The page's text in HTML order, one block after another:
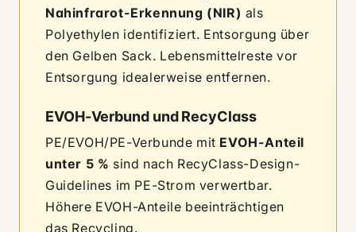
Nahinfrarot-Erkennung (NIR) als
Polyethylen identifiziert. Entsorgung über
den Gelben Sack. Lebensmittelreste vor
Entsorgung idealerweise entfernen.
EVOH-Verbund und RecyClass
PE/EVOH/PE-Verbunde mit EVOH-Anteil
unter 5 % sind nach RecyClass-Design-
Guidelines im PE-Strom verwertbar.
Höhere EVOH-Anteile beeinträchtigen
das Recycling.